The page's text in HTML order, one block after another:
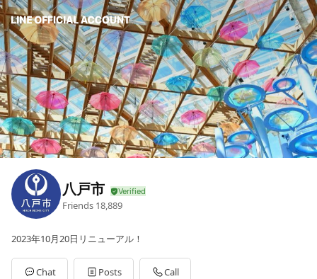
八戸市
Friends 18,889
2023年10月20日リニューアル！
Chat Posts Call